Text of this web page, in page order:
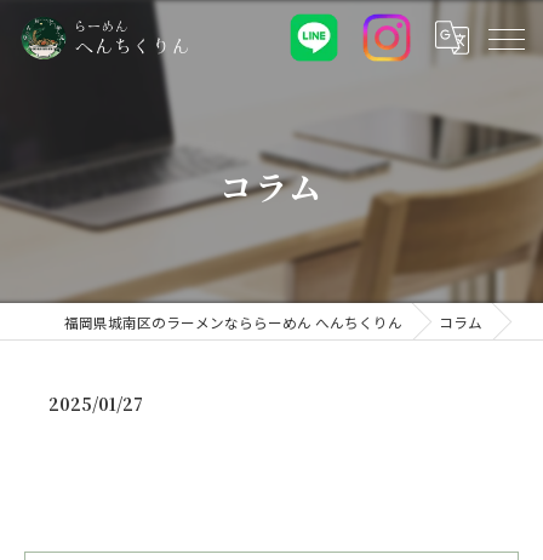
コラム
福岡県城南区のラーメンなららーめん へんちくりん コラム
2025/01/27